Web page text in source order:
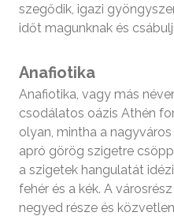
szegődik, igazi
időt magunknak és
Anafiotika
Anafiotika, vagy más
csodálatos oázis Athén
olyan, mintha a
apró görög szigetre
a szigetek hangulatát
fehér és a kék. A
negyed része és